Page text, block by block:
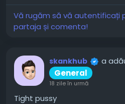
Vă rugăm să vă autentificați
partaja și comenta!
skankhub
a
General
18 zile în urmă
Tight pussy